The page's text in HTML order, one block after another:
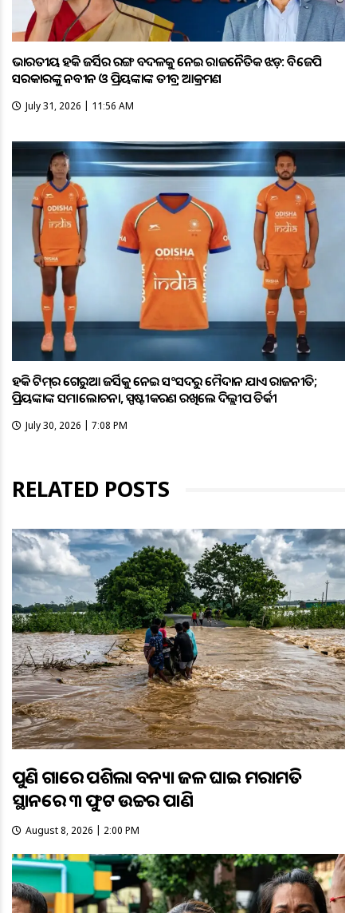
ଭାରତୀୟ ହକି ଜର୍ସିର ରଙ୍ଗ ବଦଳକୁ ନେଇ ରାଜନୈତିକ ଝଡ଼: ବିଜେପି
ସରକାରଙ୍କୁ ନବୀନ ଓ ପ୍ରିୟଙ୍କାଙ୍କ ତୀବ୍ର ଆକ୍ରମଣ
July 31, 2026 | 11:56 AM
ହକି ଟିମ୍‌ର ଗେରୁଆ ଜର୍ସିକୁ ନେଇ ସଂସଦରୁ ମୈଦାନ ଯାଏଁ ରାଜନୀତି;
ପ୍ରିୟଙ୍କାଙ୍କ ସମାଲୋଚନା, ସ୍ପଷ୍ଟୀକରଣ ରଖିଲେ ଦିଲ୍ଲୀପ ତିର୍କୀ
July 30, 2026 | 7:08 PM
RELATED POSTS
ପୁଣି ଗାଁରେ ପଶିଲା ବନ୍ୟା ଜଳ ଘାଇ ମରାମତି
ସ୍ଥାନରେ ୩ ଫୁଟ ଉଚ୍ଚର ପାଣି
August 8, 2026 | 2:00 PM